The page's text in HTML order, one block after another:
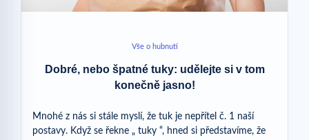
Vše o hubnutí
Dobré, nebo špatné tuky: udělejte si v tom
konečně jasno!
Mnohé z nás si stále myslí, že tuk je nepřítel č. 1 naší
postavy. Když se řekne „ tuky “, hned si představíme, že